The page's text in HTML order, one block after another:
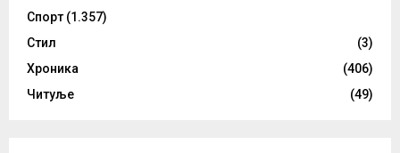
Спорт (1.357)
Стил
(3)
Хроника
(406)
Читуље
(49)